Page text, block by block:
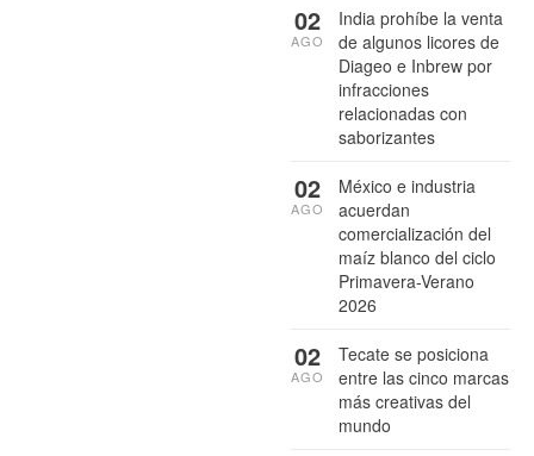
India prohíbe la venta
de algunos licores de
Diageo e Inbrew por
infracciones
relacionadas con
saborizantes
02
AGO
México e industria
acuerdan
comercialización del
maíz blanco del ciclo
Primavera-Verano
2026
02
AGO
Tecate se posiciona
entre las cinco marcas
más creativas del
mundo
02
AGO